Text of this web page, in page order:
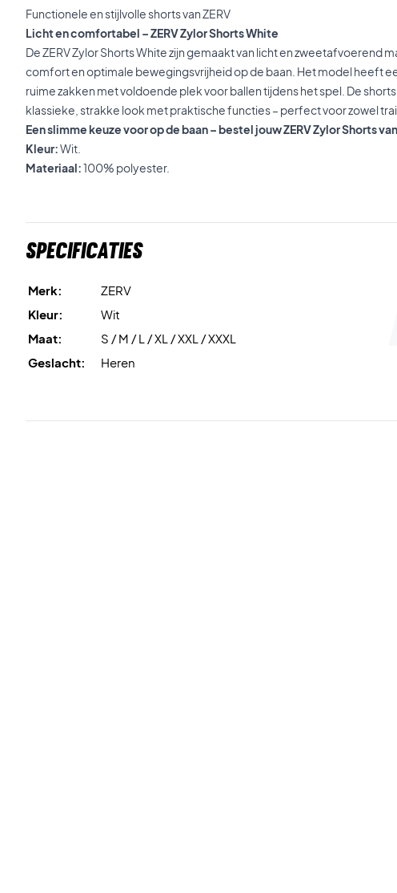
Functionele en stijlvolle shorts van ZERV
Licht en comfortabel – ZERV Zylor Shorts White
De ZERV Zylor Shorts White zijn gemaakt van licht en zweetafvoerend
comfort en optimale bewegingsvrijheid op de baan. Het model heeft
ruime zakken met voldoende plek voor ballen tijdens het spel. De
klassieke, strakke look met praktische functies – perfect voor zowel
Een slimme keuze voor op de baan – bestel jouw ZERV Zylor Shorts
Kleur:Wit.
Materiaal:100% polyester.
Specificaties
Merk:
ZERV
Kleur:
Wit
Maat:
S / M / L / XL / XXL / XXXL
Geslacht:
Heren